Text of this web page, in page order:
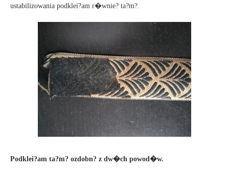
ustabilizowania podklei?am r�wnie? ta?m?.
Podklei?am ta?m? ozdobn? z dw�ch powod�w.